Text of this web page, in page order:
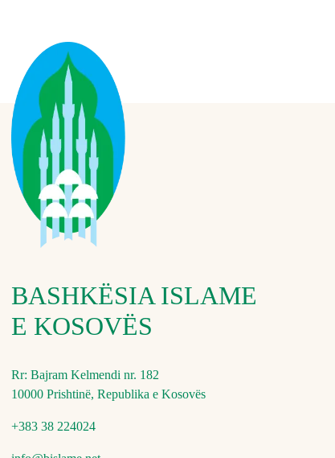
BASHKËSIA ISLAME
E KOSOVËS
Rr: Bajram Kelmendi nr. 182
10000 Prishtinë, Republika e Kosovës
+383 38 224024